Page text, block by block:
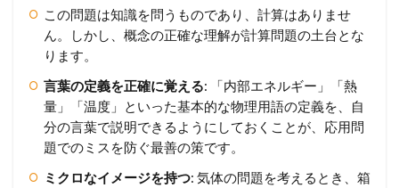
この問題は知識を問うものであり、計算はありませ
ん。しかし、概念の正確な理解が計算問題の土台とな
ります。
言葉の定義を正確に覚える: 「内部エネルギー」「熱
量」「温度」といった基本的な物理用語の定義を、自
分の言葉で説明できるようにしておくことが、応用問
題でのミスを防ぐ最善の策です。
ミクロなイメージを持つ: 気体の問題を考えるとき、箱